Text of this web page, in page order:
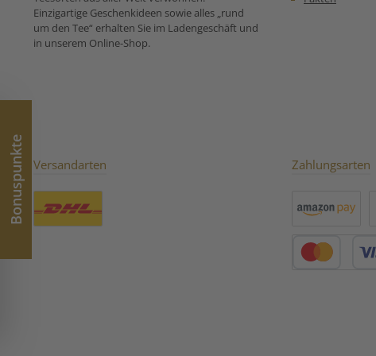
Einzigartige Geschenkideen sowie alles „rund
um den Tee“ erhalten Sie im Ladengeschäft und
in unserem Online-Shop.
Versandarten Zahlungsarten
Bonuspunkte